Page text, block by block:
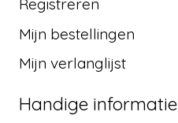
Registreren
Mijn bestellingen
Mijn verlanglijst
Handige informatie